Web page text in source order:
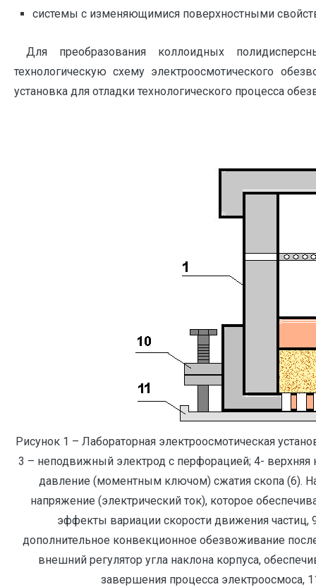
системы с изменяющимися поверхностными
Для преобразования коллоидных
технологическую схему электроосмотического
установка для отладки технологического процесса
Рисунок 1 – Лабораторная электроосмотическая
3 – неподвижный электрод с перфорацией; 4-
давление (моментным ключом) сжатия скопа (6).
напряжение (электрический ток), которое
эффекты вариации скорости движения
дополнительное конвекционное обезвоживание
внешний регулятор угла наклона корпуса,
завершения процесса электроосмоса,